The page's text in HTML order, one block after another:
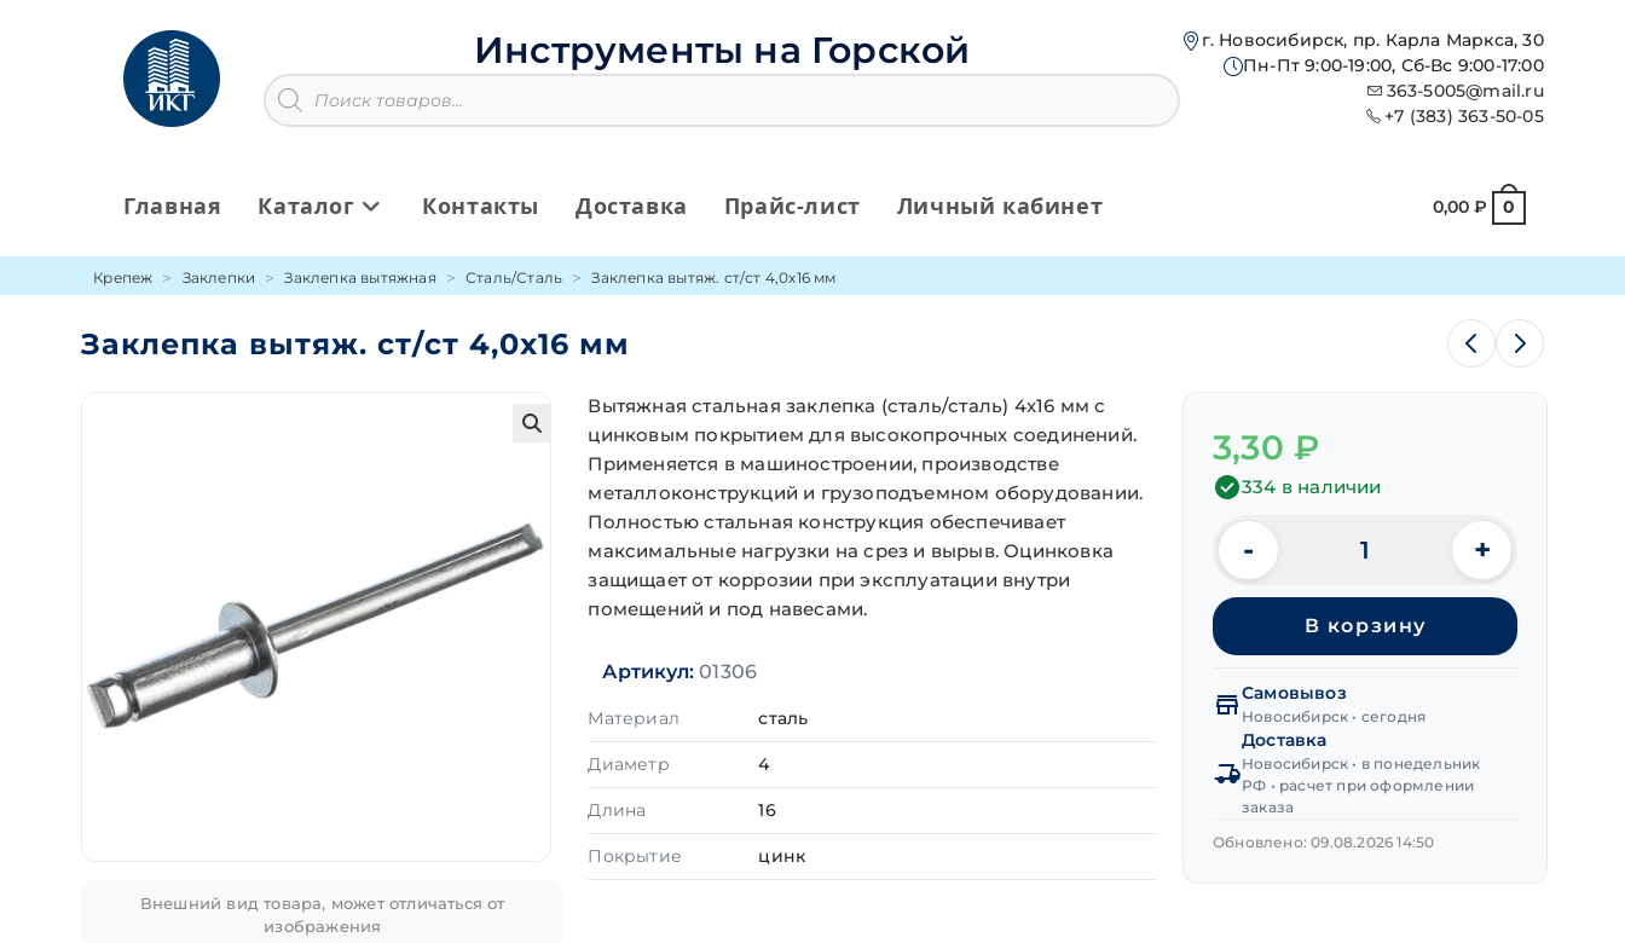
содержимому
Инструменты на Горской
Поиск
товаров
г. Новосибирск, пр. Карла Маркса, 30
Пн-Пт 9:00-19:00, Сб-Вс 9:00-17:00
363-5005@mail.ru
+7 (383) 363-50-05
Главная Каталог Контакты Доставка Прайс-лист Личный кабинет 0,00 ₽ 0
Крепеж Заклепки Заклепка вытяжная Сталь/Сталь Заклепка вытяж. ст/ст 4,0х16 мм
Заклепка вытяж. ст/ст 4,0х16 мм
Внешний вид товара, может отличаться от
изображения
Вытяжная стальная заклепка (сталь/сталь) 4х16 мм с
цинковым покрытием для высокопрочных соединений.
Применяется в машиностроении, производстве
металлоконструкций и грузоподъемном оборудовании.
Полностью стальная конструкция обеспечивает
максимальные нагрузки на срез и вырыв. Оцинковка
защищает от коррозии при эксплуатации внутри
помещений и под навесами.
Артикул:01306
Материал сталь
Диаметр 4
Длина 16
Покрытие цинк
3,30₽
334 в наличии
Количество
товара
Заклепка
ст/
4,0х16 мм
- +
В корзину
Самовывоз
Новосибирск • сегодня
Доставка
Новосибирск • в понедельник
РФ • расчет при оформлении
заказа
Обновлено: 09.08.2026 14:50